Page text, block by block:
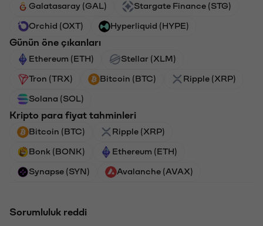
Galatasaray (GAL) Stargate Finance (STG)
Orchid (OXT) Hyperliquid (HYPE)
Günün öne çıkanları
Ethereum (ETH) Stellar (XLM)
Tron (TRX) Bitcoin (BTC) Ripple (XRP)
Solana (SOL)
Kripto para fiyat tahminleri
Bitcoin (BTC) Ripple (XRP)
Bonk (BONK) Ethereum (ETH)
Synapse (SYN) Avalanche (AVAX)
Sorumluluk reddi